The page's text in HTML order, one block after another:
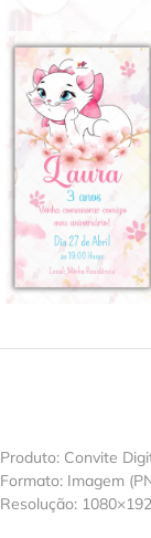
Produto: Convite
Formato: Imagem
Resolução: